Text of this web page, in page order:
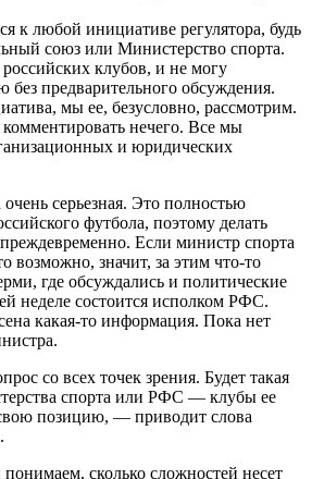
к любой инициативе регулятора, будь
союз или Министерство спорта.
клубов, и не могу
без предварительного обсуждения.
мы ее, безусловно, рассмотрим.
нечего. Все мы
и юридических
серьезная. Это полностью
футбола, поэтому делать
Если министр спорта
возможно, значит, за этим что-то
где обсуждались и политические
неделе состоится исполком РФС.
какая-то информация. Пока нет
со всех точек зрения. Будет такая
спорта или РФС — клубы ее
позицию, — приводит слова